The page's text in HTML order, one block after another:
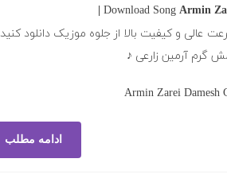
Armin
عالی و کیفیت بالا از جلوه موزیک دانلود کنید
گرم آرمین زارعی ♪
ادامه مطلب